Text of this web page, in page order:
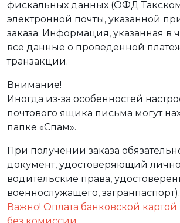
фискальных данных (ОФД
электронной почты, указанной
заказа. Информация, указанная в
все данные о проведенной
транзакции.
Внимание!
Иногда из-за особенностей
почтового ящика письма могут
папке «Спам».
При получении заказа
документ, удостоверяющий
водительские права,
военнослужащего, загранпаспорт).
Важно! Оплата банковской